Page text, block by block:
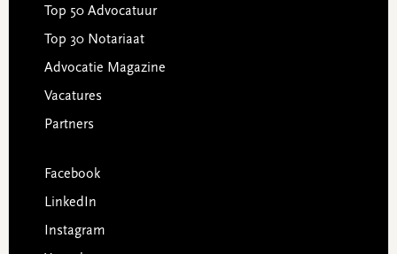
Top 50 Advocatuur
Top 30 Notariaat
Advocatie Magazine
Vacatures
Partners
Facebook
LinkedIn
Instagram